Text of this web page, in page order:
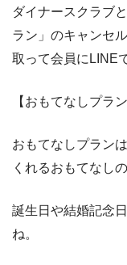
ダイナースクラブ
ラン」のキャンセ
取って会員にLINE
【おもてなしプラン
おもてなしプラン
くれるおもてなし
誕生日や結婚記念
ね。